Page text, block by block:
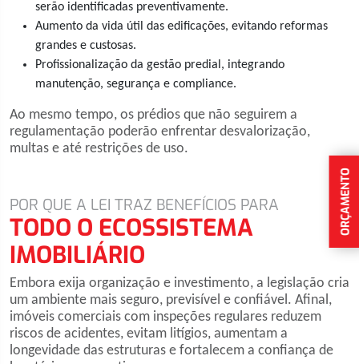
serão identificadas preventivamente.
Aumento da vida útil das edificações, evitando reformas
grandes e custosas.
Profissionalização da gestão predial, integrando
manutenção, segurança e compliance.
Ao mesmo tempo, os prédios que não seguirem a
regulamentação poderão enfrentar desvalorização,
multas e até restrições de uso.
POR QUE A LEI TRAZ BENEFÍCIOS PARA
TODO O ECOSSISTEMA
IMOBILIÁRIO
Embora exija organização e investimento, a legislação cria
um ambiente mais seguro, previsível e confiável. Afinal,
imóveis comerciais com inspeções regulares reduzem
riscos de acidentes, evitam litígios, aumentam a
longevidade das estruturas e fortalecem a confiança de
ORÇAMENTO